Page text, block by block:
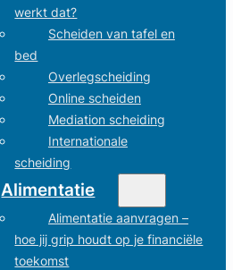
werkt dat?
Scheiden van tafel en
bed
Overlegscheiding
Online scheiden
Mediation scheiding
Internationale
scheiding
Alimentatie
Alimentatie aanvragen –
hoe jij grip houdt op je financiële
toekomst